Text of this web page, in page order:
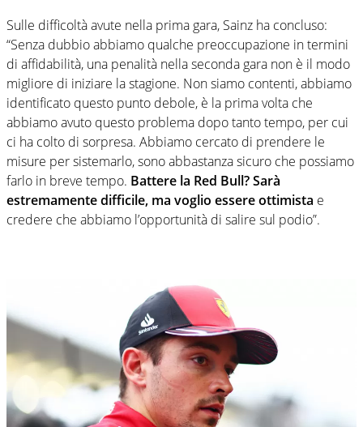
Sulle difficoltà avute nella prima gara, Sainz ha concluso:
“Senza dubbio abbiamo qualche preoccupazione in termini
di affidabilità, una penalità nella seconda gara non è il modo
migliore di iniziare la stagione. Non siamo contenti, abbiamo
identificato questo punto debole, è la prima volta che
abbiamo avuto questo problema dopo tanto tempo, per cui
ci ha colto di sorpresa. Abbiamo cercato di prendere le
misure per sistemarlo, sono abbastanza sicuro che possiamo
farlo in breve tempo. Battere la Red Bull? Sarà
estremamente difficile, ma voglio essere ottimista e
credere che abbiamo l’opportunità di salire sul podio”.